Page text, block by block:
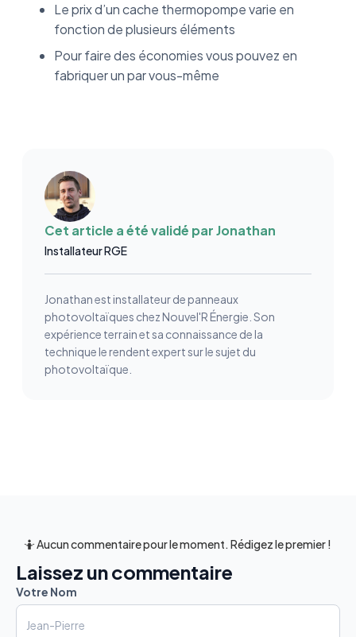
Le prix d’un cache thermopompe varie en
fonction de plusieurs éléments
Pour faire des économies vous pouvez en
fabriquer un par vous-même
Cet article a été validé parJonathan
Installateur RGE
Jonathan est installateur de panneaux
photovoltaïques chez Nouvel'R Énergie. Son
expérience terrain et sa connaissance de la
technique le rendent expert sur le sujet du
photovoltaïque.
🤷 Aucun commentaire pour le moment. Rédigez le premier !
Laissez un commentaire
Votre Nom